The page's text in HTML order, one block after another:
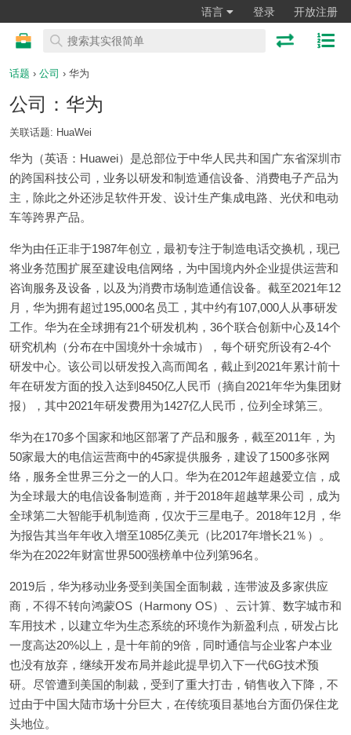
语言 登录 开放注册
话题 › 公司 › 华为
公司：华为
关联话题: HuaWei
华为（英语：Huawei）是总部位于中华人民共和国广东省深圳市
的跨国科技公司，业务以研发和制造通信设备、消费电子产品为
主，除此之外还涉足软件开发、设计生产集成电路、光伏和电动
车等跨界产品。
华为由任正非于1987年创立，最初专注于制造电话交换机，现已
将业务范围扩展至建设电信网络，为中国境内外企业提供运营和
咨询服务及设备，以及为消费市场制造通信设备。截至2021年12
月，华为拥有超过195,000名员工，其中约有107,000人从事研发
工作。华为在全球拥有21个研发机构，36个联合创新中心及14个
研究机构（分布在中国境外十余城市），每个研究所设有2-4个
研发中心。该公司以研发投入高而闻名，截止到2021年累计前十
年在研发方面的投入达到8450亿人民币（摘自2021年华为集团财
报），其中2021年研发费用为1427亿人民币，位列全球第三。
华为在170多个国家和地区部署了产品和服务，截至2011年，为
50家最大的电信运营商中的45家提供服务，建设了1500多张网
络，服务全世界三分之一的人口。华为在2012年超越爱立信，成
为全球最大的电信设备制造商，并于2018年超越苹果公司，成为
全球第二大智能手机制造商，仅次于三星电子。2018年12月，华
为报告其当年年收入增至1085亿美元（比2017年增长21％）。
华为在2022年财富世界500强榜单中位列第96名。
2019后，华为移动业务受到美国全面制裁，连带波及多家供应
商，不得不转向鸿蒙OS（Harmony OS）、云计算、数字城市和
车用技术，以建立华为生态系统的环境作为新盈利点，研发占比
一度高达20%以上，是十年前的9倍，同时通信与企业客户本业
也没有放弃，继续开发布局并趁此提早切入下一代6G技术预
研。尽管遭到美国的制裁，受到了重大打击，销售收入下降，不
过由于中国大陆市场十分巨大，在传统项目基地台方面仍保住龙
头地位。